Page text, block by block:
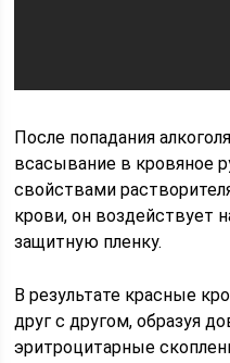
После попадания
всасывание в кровяное
свойствами
крови, он воздействует
защитную пленку.
В результате красные
друг с другом, образуя
эритроцитарные